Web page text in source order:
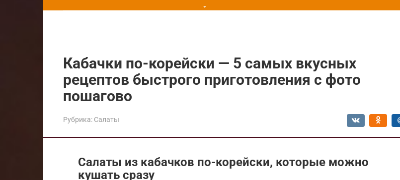
Кабачки по-корейски — 5 самых вкусных
рецептов быстрого приготовления с фото
пошагово
Рубрика: Салаты
Салаты из кабачков по-корейски, которые можно
кушать сразу